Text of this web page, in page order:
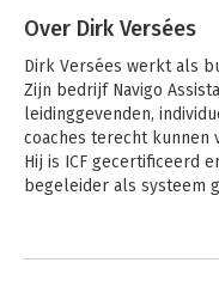
Over Dirk Versées
Dirk Versées werkt als
Zijn bedrijf Navigo
leidinggevenden,
coaches terecht kunnen
Hij is ICF gecertificeerd
begeleider als systeem